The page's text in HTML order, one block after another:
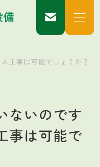
工事は可能でしょうか？
ないのです
事は可能で